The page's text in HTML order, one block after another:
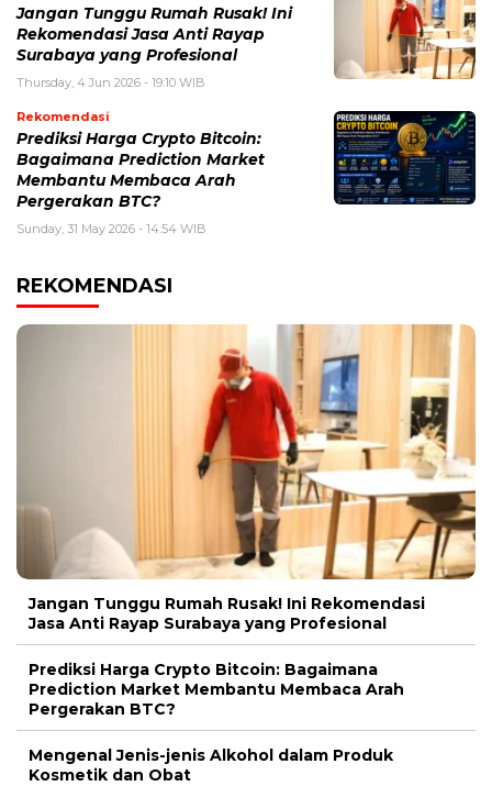
Jangan Tunggu Rumah Rusak! Ini
Rekomendasi Jasa Anti Rayap
Surabaya yang Profesional
Thursday, 4 Jun 2026 - 19:10 WIB
Rekomendasi
Prediksi Harga Crypto Bitcoin:
Bagaimana Prediction Market
Membantu Membaca Arah
Pergerakan BTC?
Sunday, 31 May 2026 - 14:54 WIB
REKOMENDASI
Jangan Tunggu Rumah Rusak! Ini Rekomendasi
Jasa Anti Rayap Surabaya yang Profesional
Prediksi Harga Crypto Bitcoin: Bagaimana
Prediction Market Membantu Membaca Arah
Pergerakan BTC?
Mengenal Jenis-jenis Alkohol dalam Produk
Kosmetik dan Obat